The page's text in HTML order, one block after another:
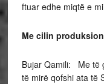
ftuar edhe miqtë e
Me cilin
Bujar Qamili: Me të
të mirë qofshi ata të